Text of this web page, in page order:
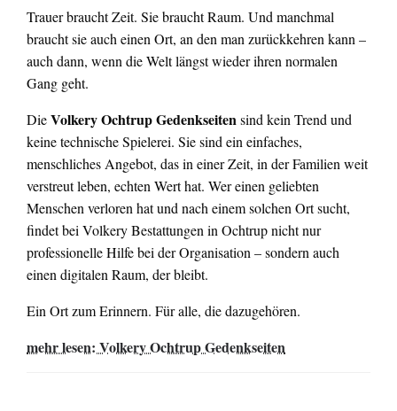
Trauer braucht Zeit. Sie braucht Raum. Und manchmal
braucht sie auch einen Ort, an den man zurückkehren kann –
auch dann, wenn die Welt längst wieder ihren normalen
Gang geht.
DieVolkery Ochtrup Gedenkseitensind kein Trend und
keine technische Spielerei. Sie sind ein einfaches,
menschliches Angebot, das in einer Zeit, in der Familien weit
verstreut leben, echten Wert hat. Wer einen geliebten
Menschen verloren hat und nach einem solchen Ort sucht,
findet bei Volkery Bestattungen in Ochtrup nicht nur
professionelle Hilfe bei der Organisation – sondern auch
einen digitalen Raum, der bleibt.
Ein Ort zum Erinnern. Für alle, die dazugehören.
mehr lesen: Volkery Ochtrup Gedenkseiten